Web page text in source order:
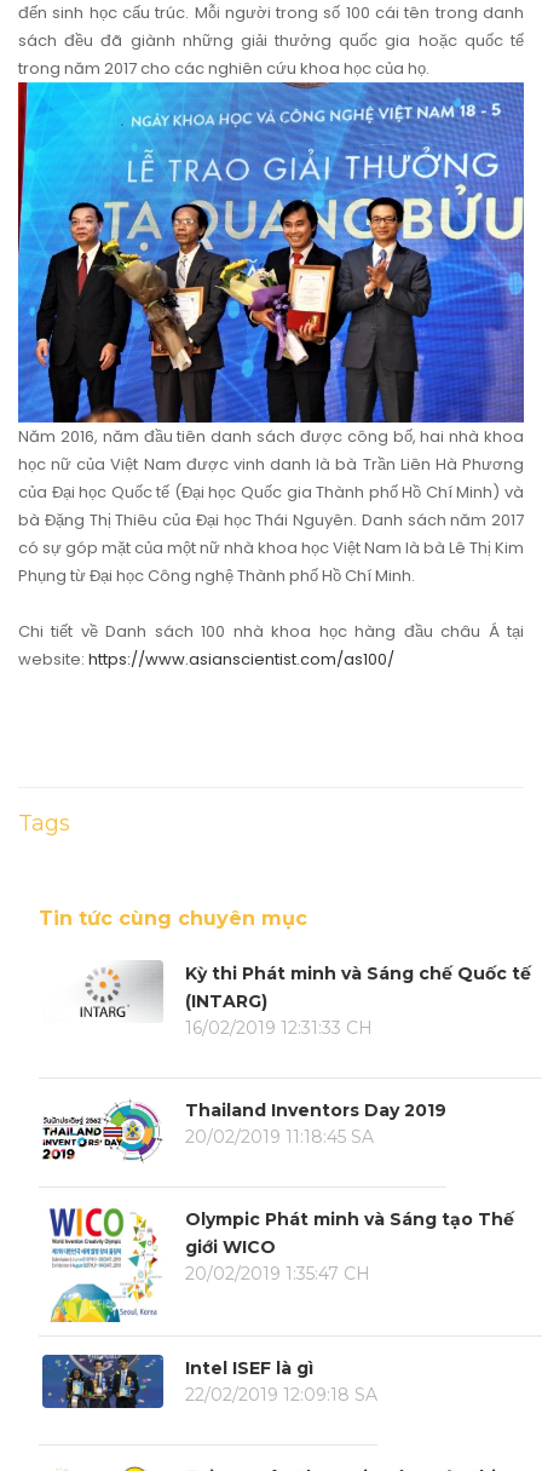
đến sinh học cấu trúc. Mỗi người trong số 100 cái tên trong danh
sách đều đã giành những giải thưởng quốc gia hoặc quốc tế
trong năm 2017 cho các nghiên cứu khoa học của họ.
Năm 2016, năm đầu tiên danh sách được công bố, hai nhà khoa
học nữ của Việt Nam được vinh danh là bà Trần Liên Hà Phương
của Đại học Quốc tế (Đại học Quốc gia Thành phố Hồ Chí Minh) và
bà Đặng Thị Thiêu của Đại học Thái Nguyên. Danh sách năm 2017
có sự góp mặt của một nữ nhà khoa học Việt Nam là bà Lê Thị Kim
Phụng từ Đại học Công nghệ Thành phố Hồ Chí Minh.
Chi tiết về Danh sách 100 nhà khoa học hàng đầu châu Á tại
website: https://www.asianscientist.com/as100/
Tags
Tin tức cùng chuyên mục
Kỳ thi Phát minh và Sáng chế Quốc tế
(INTARG)
16/02/2019 12:31:33 CH
Thailand Inventors Day 2019
20/02/2019 11:18:45 SA
Olympic Phát minh và Sáng tạo Thế
giới WICO
20/02/2019 1:35:47 CH
Intel ISEF là gì
22/02/2019 12:09:18 SA